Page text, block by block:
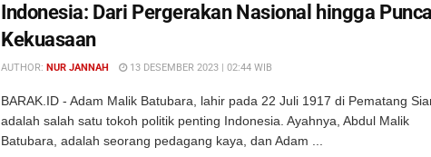
Indonesia: Dari Pergerakan Nasional hingga
Kekuasaan
AUTHOR: NUR JANNAH 13 DESEMBER 2023 | 02:44 WIB
BARAK.ID - Adam Malik Batubara, lahir pada 22 Juli 1917 di Pematang
adalah salah satu tokoh politik penting Indonesia. Ayahnya, Abdul Malik
Batubara, adalah seorang pedagang kaya, dan Adam ...